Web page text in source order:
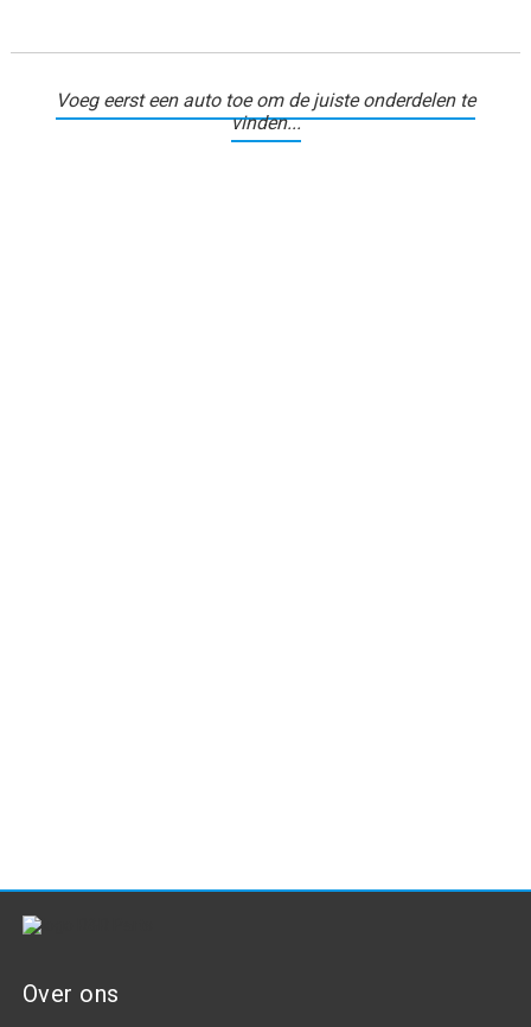
Voeg eerst een auto toe om de juiste onderdelen te
vinden...
Over ons